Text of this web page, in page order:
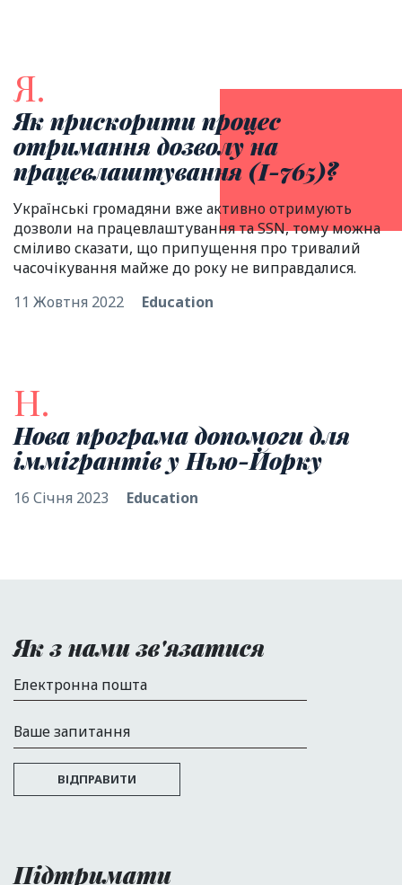
Я.
Як прискорити процес
отримання дозволу на
працевлаштування (I-765)?
Українські громадяни вже активно отримують
дозволи на працевлаштування та SSN, тому можна
сміливо сказати, що припущення про тривалий
часочікування майже до року не виправдалися.
11 Жовтня 2022
Education
Н.
Нова програма допомоги для
iммiгрантiв у Нью-Йорку
16 Січня 2023 Education
Як з нами зв'язатися
Електронна пошта
Ваше запитання
ВІДПРАВИТИ
Підтримати